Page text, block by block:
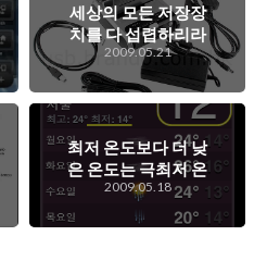
세상의 모든 저장장
치를 다 섭렵하리라
~ Dual SATA HDD
Multi-Function
Dock
2009.05.21
최저 온도보다 더 낮
은 온도는 극최저 온
도? ^^;
2009.05.18